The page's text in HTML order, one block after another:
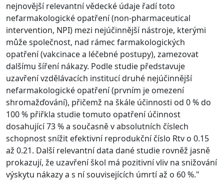
nejnovější relevantní vědecké údaje řadí toto
nefarmakologické opatření (non-pharmaceutical
intervention, NPI) mezi nejúčinnější nástroje, kterými
může společnost, nad rámec farmakologických
opatření (vakcinace a léčebné postupy), zamezovat
dalšímu šíření nákazy. Podle studie představuje
uzavření vzdělávacích institucí druhé nejúčinnější
nefarmakologické opatření (prvním je omezení
shromažďování), přičemž na škále účinnosti od 0 % do
100 % přiřkla studie tomuto opatření účinnost
dosahující 73 % a současně v absolutních číslech
schopnost snížit efektivní reprodukční číslo Rtv o 0.15
až 0.21. Další relevantní data dané studie rovněž jasně
prokazují, že uzavření škol má pozitivní vliv na snižování
výskytu nákazy a s ní souvisejících úmrtí až o 60 %."